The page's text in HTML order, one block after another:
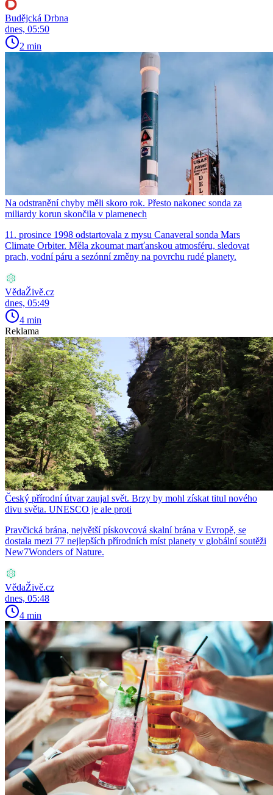
Budějcká Drbna
dnes, 05:50
2 min
Na odstranění chyby měli skoro rok. Přesto nakonec sonda za
miliardy korun skončila v plamenech
11. prosince 1998 odstartovala z mysu Canaveral sonda Mars
Climate Orbiter. Měla zkoumat marťanskou atmosféru, sledovat
prach, vodní páru a sezónní změny na povrchu rudé planety.
VědaŽivě.cz
dnes, 05:49
4 min
Reklama
Český přírodní útvar zaujal svět. Brzy by mohl získat titul nového
divu světa. UNESCO je ale proti
Pravčická brána, největší pískovcová skalní brána v Evropě, se
dostala mezi 77 nejlepších přírodních míst planety v globální soutěži
New7Wonders of Nature.
VědaŽivě.cz
dnes, 05:48
4 min